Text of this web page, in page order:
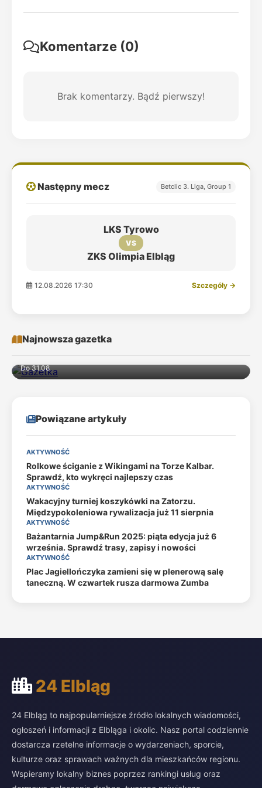
Komentarze (0)
Brak komentarzy. Bądź pierwszy!
Następny mecz Betclic 3. Liga, Group 1
LKS Tyrowo
VS
ZKS Olimpia Elbląg
12.08.2026 17:30 Szczegóły →
Najnowsza gazetka
Do 31.08
Powiązane artykuły
AKTYWNOŚĆ
Rolkowe ściganie z Wikingami na Torze Kalbar.
Sprawdź, kto wykręci najlepszy czas
AKTYWNOŚĆ
Wakacyjny turniej koszykówki na Zatorzu.
Międzypokoleniowa rywalizacja już 11 sierpnia
AKTYWNOŚĆ
Bażantarnia Jump&Run 2025: piąta edycja już 6
września. Sprawdź trasy, zapisy i nowości
AKTYWNOŚĆ
Plac Jagiellończyka zamieni się w plenerową salę
taneczną. W czwartek rusza darmowa Zumba
24 Elbląg
24 Elbląg to najpopularniejsze źródło lokalnych wiadomości,
ogłoszeń i informacji z Elbląga i okolic. Nasz portal codziennie
dostarcza rzetelne informacje o wydarzeniach, sporcie,
kulturze oraz sprawach ważnych dla mieszkańców regionu.
Wspieramy lokalny biznes poprzez rankingi usług oraz